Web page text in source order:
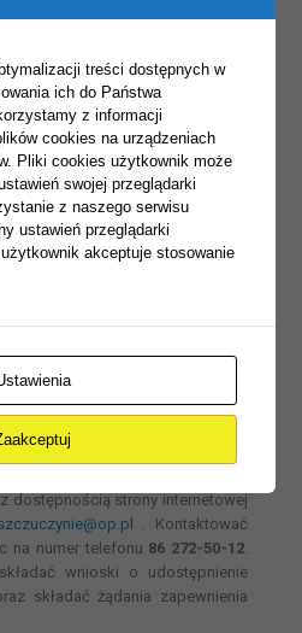
Explorer:
widok
widok
widok
i dane
dostępnością strony internetowej
. Kontaktować
na numer telefonu 86 272-50-12
wnioski o udostępnienie
składać żądania zapewnienia
treści dostępnych w
ich do Państwa
z informacji
cookies na urządzeniach
Pliki cookies użytkownik może
swojej przeglądarki
z naszego serwisu
ustawień przeglądarki
akceptuje stosowanie